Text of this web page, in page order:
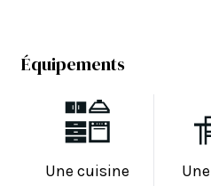
Équipements
Une cuisine